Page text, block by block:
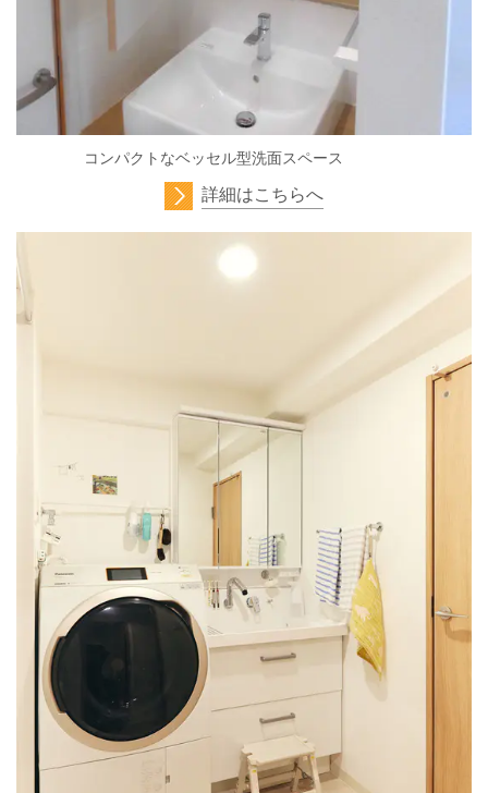
コンパクトなベッセル型洗面スペース
詳細はこちらへ